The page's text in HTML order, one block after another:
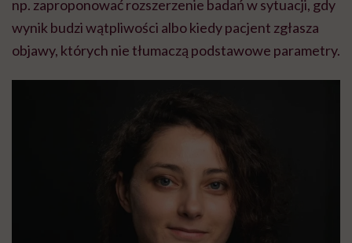
np. zaproponować rozszerzenie badań w sytuacji, gdy
wynik budzi wątpliwości albo kiedy pacjent zgłasza
objawy, których nie tłumaczą podstawowe parametry.